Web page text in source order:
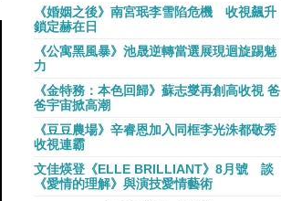
《婚姻之後》南宮珉李雪陷危機 收視飆升
鎖定赫在日
《公寓黑風暴》池晟逆轉當選展現迴旋踢魅
力
《金特務：本色回歸》蘇志燮再創高收視 爸
爸宇宙掀高潮
《豆豆農場》辛睿恩加入同框李光洙都敬秀
收視連霸
文佳煐登《ELLE BRILLIANT》8月號 談
《愛情的理解》與演技愛情藝術